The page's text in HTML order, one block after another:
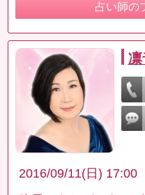
占い師の
凛
2016/09/11(日) 17:00